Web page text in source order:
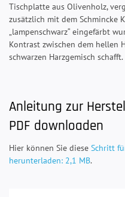
Tischplatte aus Olivenholz,
zusätzlich mit dem Schmincke
„lampenschwarz“ eingefärbt
Kontrast zwischen dem hellen
schwarzen Harzgemisch schafft.
Anleitung zur
PDF downloaden
Hier können Sie diese Schritt
herunterladen: 2,1 MB.